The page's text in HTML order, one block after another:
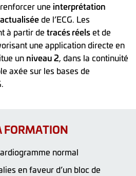
une interprétation
de l’ECG. Les
à partir de tracés réelset de
une application directe en
un niveau 2, dans la continuité
axée sur les bases de
FORMATION
normal
en faveur d’un bloc de